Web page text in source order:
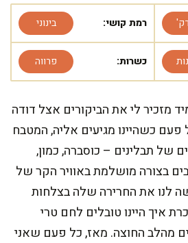
רמת קושי: בינוני
כשרות: פרווה
מזכיר לי את הביקורים אצל דודה
כשהיינו מגיעים אליה, המטבח
של תבלינים – כוסברה, כמון,
בצורה מושלמת באוויר הקר של
לנו את החרירה שלה בצלחות
איך היינו טובלים לחם טרי
מהלב החוצה. מאז, כל פעם שאני